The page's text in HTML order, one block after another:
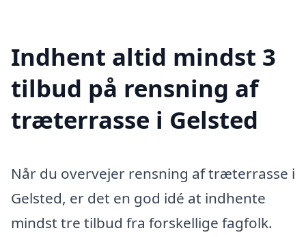
Indhent altid mindst 3
tilbud på rensning af
træterrasse i Gelsted
Når du overvejer rensning af træterrasse i
Gelsted, er det en god idé at indhente
mindst tre tilbud fra forskellige fagfolk.